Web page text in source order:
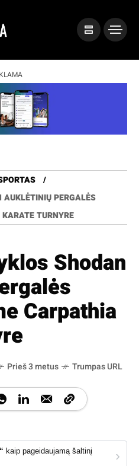
PERGALĖS
TURNYRE
Shodan
Carpathia
Prieš 3 metus Trumpas URL
kaip pageidaujamą šaltinį
›